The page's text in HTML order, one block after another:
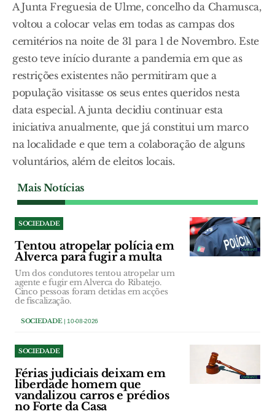
A Junta Freguesia de Ulme, concelho da Chamusca,
voltou a colocar velas em todas as campas dos
cemitérios na noite de 31 para 1 de Novembro. Este
gesto teve início durante a pandemia em que as
restrições existentes não permitiram que a
população visitasse os seus entes queridos nesta
data especial. A junta decidiu continuar esta
iniciativa anualmente, que já constitui um marco
na localidade e que tem a colaboração de alguns
voluntários, além de eleitos locais.
Mais Notícias
SOCIEDADE
Tentou atropelar polícia em
Alverca para fugir a multa
Um dos condutores tentou atropelar um
agente e fugir em Alverca do Ribatejo.
Cinco pessoas foram detidas em acções
de fiscalização.
SOCIEDADE| 10-08-2026
SOCIEDADE
Férias judiciais deixam em
liberdade homem que
vandalizou carros e prédios
no Forte da Casa